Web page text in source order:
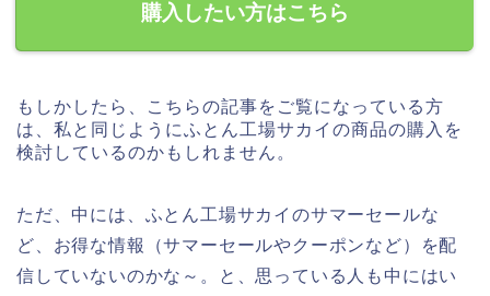
購入したい方はこちら
もしかしたら、こちらの記事をご覧になっている方
は、私と同じようにふとん工場サカイの商品の購入を
検討しているのかもしれません。
ただ、中には、ふとん工場サカイのサマーセールな
ど、お得な情報（サマーセールやクーポンなど）を配
信していないのかな～。と、思っている人も中にはい